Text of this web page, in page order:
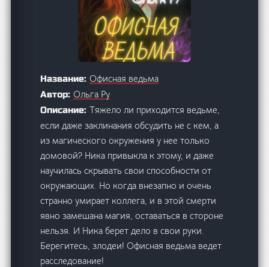
Название:Офисная ведьма
Автор:Ольга Ру
Описание:Тяжело ли приходится ведьме,
если даже заклинания обсудить не с кем, а
из магического окружения у нее только
домовой? Ника привыкла к этому, и даже
научилась скрывать свои способности от
окружающих. Но когда внезапно и очень
странно умирает коллега, и в этой смерти
явно замешана магия, оставаться в стороне
нельзя. И Ника берет дело в свои руки.
Берегитесь, злодеи! Офисная ведьма ведет
расследование!